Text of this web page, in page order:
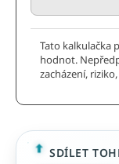
Tato kalkulačka
hodnot.
zacházení,
SDÍLET